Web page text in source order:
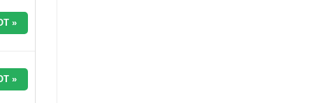
»
»